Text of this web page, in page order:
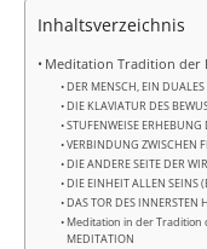
Inhaltsverzeichnis
Meditation Tradition der
DER MENSCH, EIN DUALES
DIE KLAVIATUR DES
STUFENWEISE ERHEBUNG
VERBINDUNG ZWISCHEN
DIE ANDERE SEITE DER
DIE EINHEIT ALLEN SEINS
DAS TOR DES INNERSTEN
Meditation in der Tradition
MEDITATION